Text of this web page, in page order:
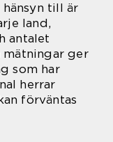
till är
land,
antalet
mätningar ger
som har
herrar
förväntas